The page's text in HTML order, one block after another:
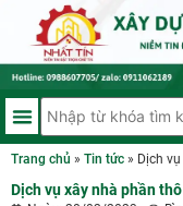
Trang chủ » Tin tức » Dịch
Dịch vụ xây nhà phần